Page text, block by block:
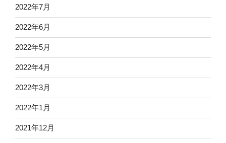
2022年7月
2022年6月
2022年5月
2022年4月
2022年3月
2022年1月
2021年12月